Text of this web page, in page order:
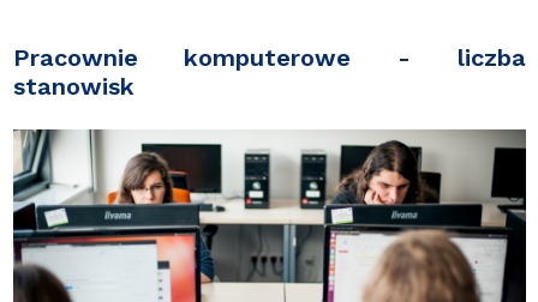
Pracownie komputerowe - liczba
stanowisk